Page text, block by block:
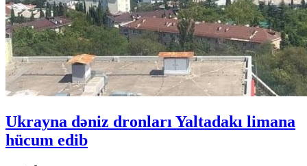
Ukrayna dəniz dronları Yaltadakı limana
hücum edib